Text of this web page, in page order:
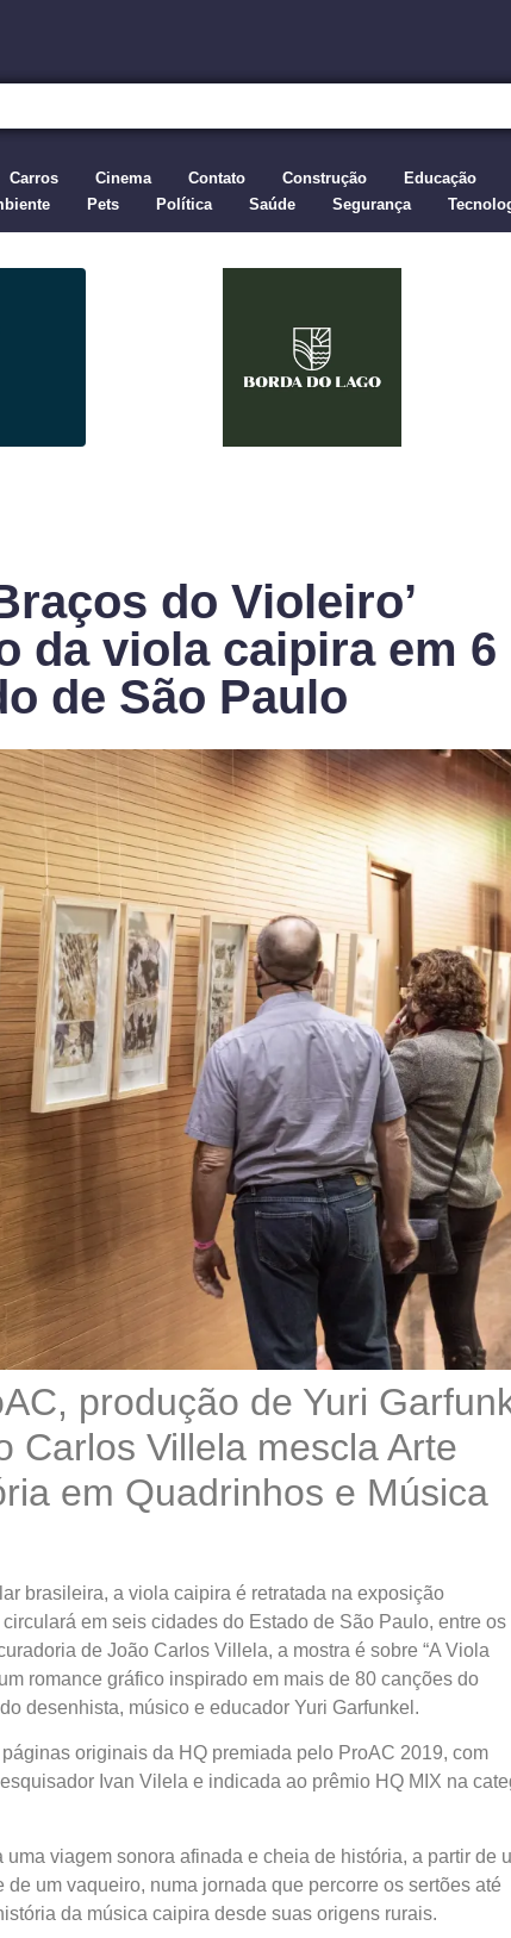
Carros Cinema Contato Construção Educação
Pets Política Saúde Segurança
do Violeiro’
da viola caipira em 6
de São Paulo
produção de Yuri
Carlos Villela mescla Arte
em Quadrinhos e Música
brasileira, a viola caipira é retratada na exposição
em seis cidades do Estado de São Paulo, entre os
de João Carlos Villela, a mostra é sobre “A Viola
romance gráfico inspirado em mais de 80 canções do
desenhista, músico e educador Yuri Garfunkel.
originais da HQ premiada pelo ProAC 2019, com
Ivan Vilela e indicada ao prêmio HQ MIX na
viagem sonora afinada e cheia de história, a partir de
um vaqueiro, numa jornada que percorre os sertões até
da música caipira desde suas origens rurais.